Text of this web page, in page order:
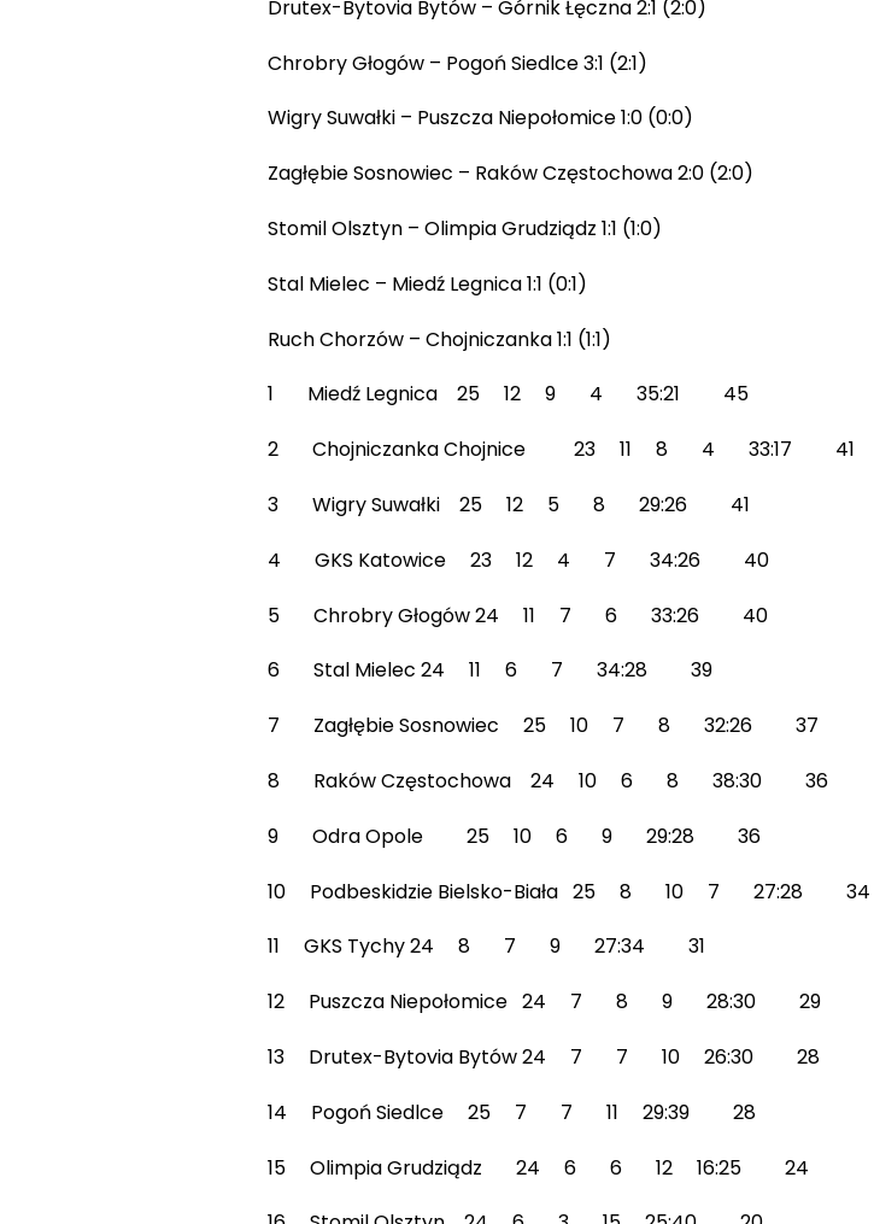
Drutex-Bytovia Bytów – Górnik Łęczna 2:1 (2:0)
Chrobry Głogów – Pogoń Siedlce 3:1 (2:1)
Wigry Suwałki – Puszcza Niepołomice 1:0 (0:0)
Zagłębie Sosnowiec – Raków Częstochowa 2:0 (2:0)
Stomil Olsztyn – Olimpia Grudziądz 1:1 (1:0)
Stal Mielec – Miedź Legnica 1:1 (0:1)
Ruch Chorzów – Chojniczanka 1:1 (1:1)
1 Miedź Legnica 25 12 9 4 35:21 45
2 Chojniczanka Chojnice 23 11 8 4 33:17 41
3 Wigry Suwałki 25 12 5 8 29:26 41
4 GKS Katowice 23 12 4 7 34:26 40
5 Chrobry Głogów 24 11 7 6 33:26 40
6 Stal Mielec 24 11 6 7 34:28 39
7 Zagłębie Sosnowiec 25 10 7 8 32:26 37
8 Raków Częstochowa 24 10 6 8 38:30 36
9 Odra Opole 25 10 6 9 29:28 36
10 Podbeskidzie Bielsko-Biała 25 8 10 7 27:28 34
11 GKS Tychy 24 8 7 9 27:34 31
12 Puszcza Niepołomice 24 7 8 9 28:30 29
13 Drutex-Bytovia Bytów 24 7 7 10 26:30 28
14 Pogoń Siedlce 25 7 7 11 29:39 28
15 Olimpia Grudziądz 24 6 6 12 16:25 24